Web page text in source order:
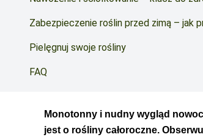
Zabezpieczenie roślin przed zimą – jak
Pielęgnuj swoje rośliny
FAQ
Monotonny i nudny wygląd
jest o rośliny całoroczne.